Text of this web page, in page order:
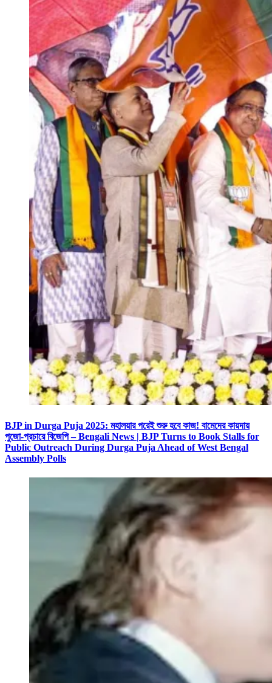
BJP in Durga Puja 2025: মহালয়ার পরেই শুরু হবে কাজ! বামেদের কায়দায়
পুজো-প্রচারে বিজেপি – Bengali News | BJP Turns to Book Stalls for
Public Outreach During Durga Puja Ahead of West Bengal
Assembly Polls